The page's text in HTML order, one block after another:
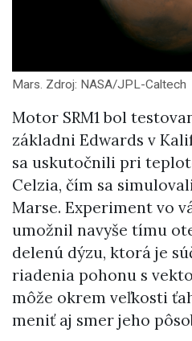
Mars. Zdroj: NASA/JPL-Caltech
Motor SRM1 bol
základni Edwards v
sa uskutočnili pri
Celzia, čím sa
Marse. Experiment vo
umožnil navyše tímu
delenú dýzu, ktorá je
riadenia pohonu s
môže okrem veľkosti
meniť aj smer jeho